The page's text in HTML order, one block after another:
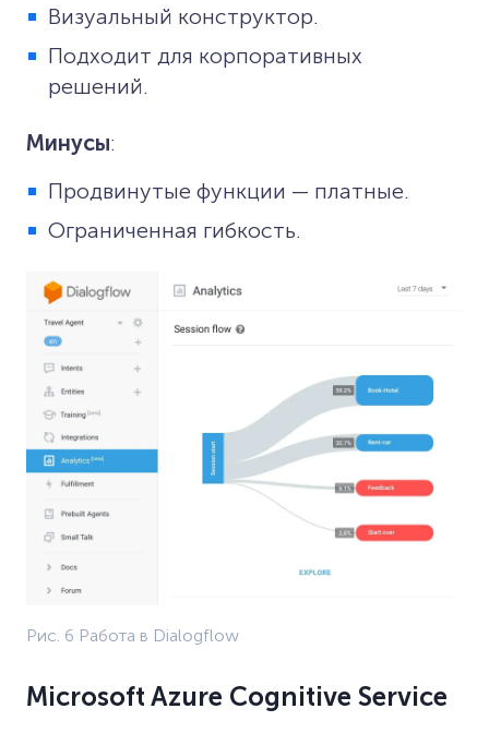
Визуальный конструктор.
Подходит для корпоративных
решений.
Минусы:
Продвинутые функции — платные.
Ограниченная гибкость.
Рис. 6 Работа в Dialogflow
Microsoft Azure Cognitive Service